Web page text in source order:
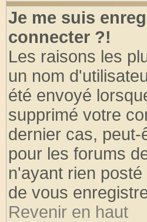
Je me suis
connecter ?!
Les raisons les
un nom
été envoyé
supprimé votre
dernier cas,
pour les forums
n'ayant rien
de vous
Revenir en haut